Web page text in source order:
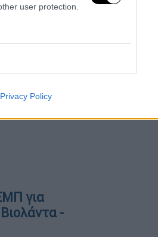
user protection.
Privacy Policy
έστειλε
για
-